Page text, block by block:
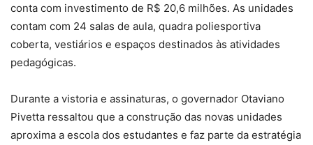
conta com investimento de R$ 20,6 milhões. As unidades
contam com 24 salas de aula, quadra poliesportiva
coberta, vestiários e espaços destinados às atividades
pedagógicas.
Durante a vistoria e assinaturas, o governador Otaviano
Pivetta ressaltou que a construção das novas unidades
aproxima a escola dos estudantes e faz parte da estratégia